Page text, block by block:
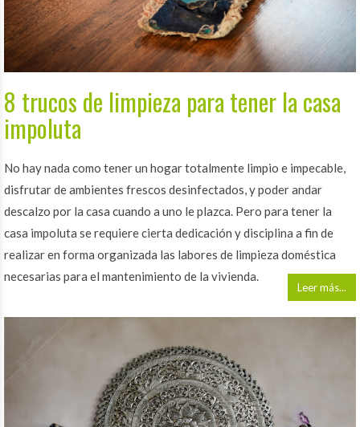
8 trucos de limpieza para tener la casa
impoluta
No hay nada como tener un hogar totalmente limpio e impecable,
disfrutar de ambientes frescos desinfectados, y poder andar
descalzo por la casa cuando a uno le plazca. Pero para tener la
casa impoluta se requiere cierta dedicación y disciplina a fin de
realizar en forma organizada las labores de limpieza doméstica
necesarias para el mantenimiento de la vivienda.
Leer más...